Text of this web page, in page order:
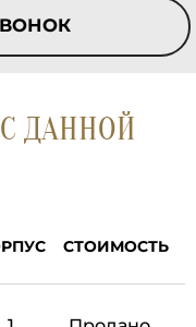
ДАННОЙ
СТОИМОСТЬ